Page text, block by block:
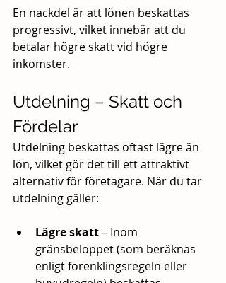
En nackdel är att lönen beskattas
progressivt, vilket innebär att du
betalar högre skatt vid högre
inkomster.
Utdelning – Skatt och
Fördelar
Utdelning beskattas oftast lägre än
lön, vilket gör det till ett attraktivt
alternativ för företagare. När du tar
utdelning gäller:
Lägre skatt – Inom
gränsbeloppet (som beräknas
enligt förenklingsregeln eller